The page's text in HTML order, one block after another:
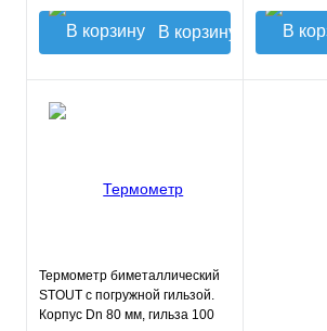
В корзину
Термометр биметаллический
STOUT с погружной гильзой.
Корпус Dn 80 мм, гильза 100